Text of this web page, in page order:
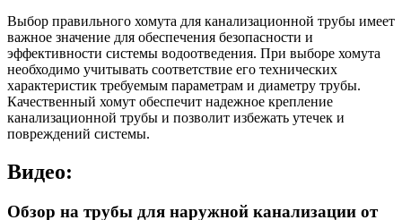
Выбор правильного хомута для канализационной трубы имеет
важное значение для обеспечения безопасности и
эффективности системы водоотведения. При выборе хомута
необходимо учитывать соответствие его технических
характеристик требуемым параметрам и диаметру трубы.
Качественный хомут обеспечит надежное крепление
канализационной трубы и позволит избежать утечек и
повреждений системы.
Видео:
Обзор на трубы для наружной канализации от